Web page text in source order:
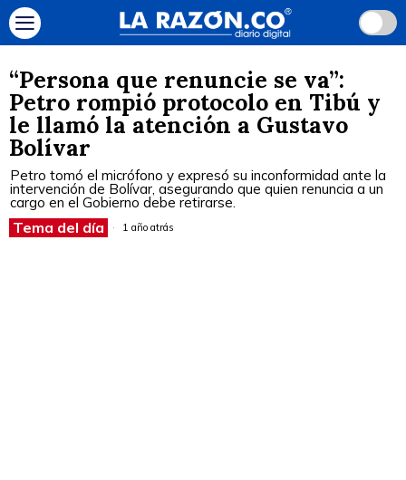
“Persona que renuncie se va”:
Petro rompió protocolo en Tibú y
le llamó la atención a Gustavo
Bolívar
Petro tomó el micrófono y expresó su inconformidad ante la
intervención de Bolívar, asegurando que quien renuncia a un
cargo en el Gobierno debe retirarse.
Tema del día 1 año atrás